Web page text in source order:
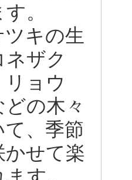
。
キの生
ザク
ョウ
の木々
、季節
かせて楽